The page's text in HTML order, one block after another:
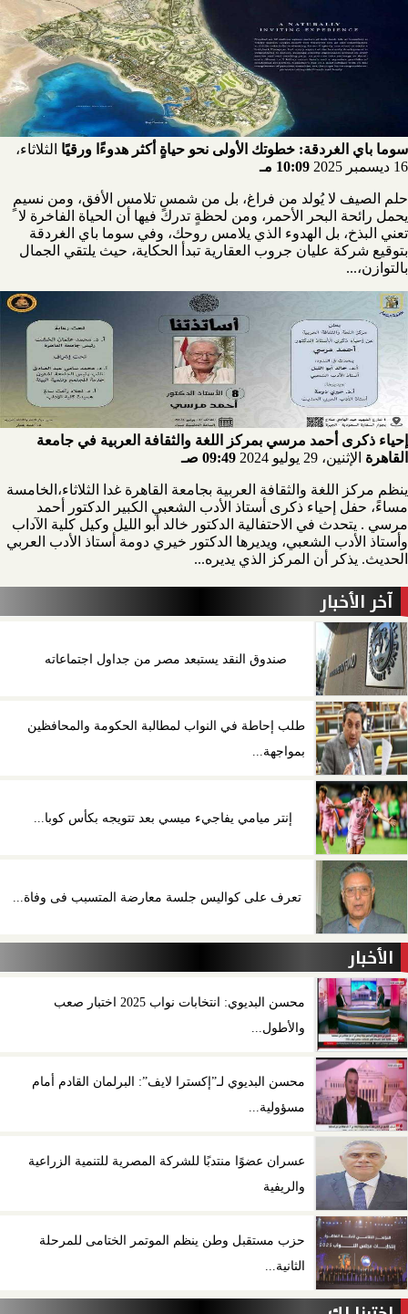
سوما باي الغردقة: خطوتك الأولى نحو حياةٍ أكثر هدوءًا ورقيًا الثلاثاء،
16 ديسمبر 2025
10:09 مـ
حلم الصيف لا يُولد من فراغ، بل من شمسٍ تلامس الأفق، ومن نسيمٍ
يحمل رائحة البحر الأحمر، ومن لحظةٍ تدرك فيها أن الحياة الفاخرة لا
تعني البذخ، بل الهدوء الذي يلامس روحك، وفي سوما باي الغردقة
بتوقيع شركة عليان جروب العقارية تبدأ الحكاية، حيث يلتقي الجمال
بالتوازن،...
إحياء ذكرى أحمد مرسي بمركز اللغة والثقافة العربية في جامعة
القاهرة الإثنين، 29 يوليو 2024 09:49 صـ
ينظم مركز اللغة والثقافة العربية بجامعة القاهرة غدا الثلاثاء،الخامسة
مساءً، حفل إحياء ذكرى أستاذ الأدب الشعبي الكبير الدكتور أحمد
مرسي . يتحدث في الاحتفالية الدكتور خالد أبو الليل وكيل كلية الآداب
وأستاذ الأدب الشعبي، ويديرها الدكتور خيري دومة أستاذ الأدب العربي
الحديث. يذكر أن المركز الذي يديره...
آخر الأخبار
صندوق النقد يستبعد مصر من جداول اجتماعاته
طلب إحاطة في النواب لمطالبة الحكومة والمحافظين
بمواجهة...
إنتر ميامي يفاجيء ميسي بعد تتويجه بكأس كوبا...
تعرف على كواليس جلسة معارضة المتسبب فى وفاة...
الأخبار
محسن البديوي: انتخابات نواب 2025 اختبار صعب
والأطول...
محسن البديوي لـ”إكسترا لايف”: البرلمان القادم أمام
مسؤولية...
عسران عضوًا منتدبًا للشركة المصرية للتنمية الزراعية
والريفية
حزب مستقبل وطن ينظم الموتمر الختامى للمرحلة
الثانية...